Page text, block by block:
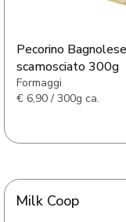
Pecorino Bagnolese
scamosciato 300g
Formaggi
€ 6,90 / 300g ca.
Milk Coop